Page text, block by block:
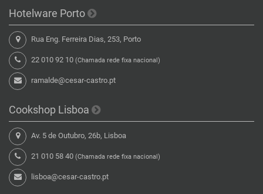
Hotelware Porto
Rua Eng. Ferreira Dias, 253, Porto
22 010 92 10 (Chamada rede fixa nacional)
ramalde@cesar-castro.pt
Cookshop Lisboa
Av. 5 de Outubro, 26b, Lisboa
21 010 58 40 (Chamada rede fixa nacional)
lisboa@cesar-castro.pt